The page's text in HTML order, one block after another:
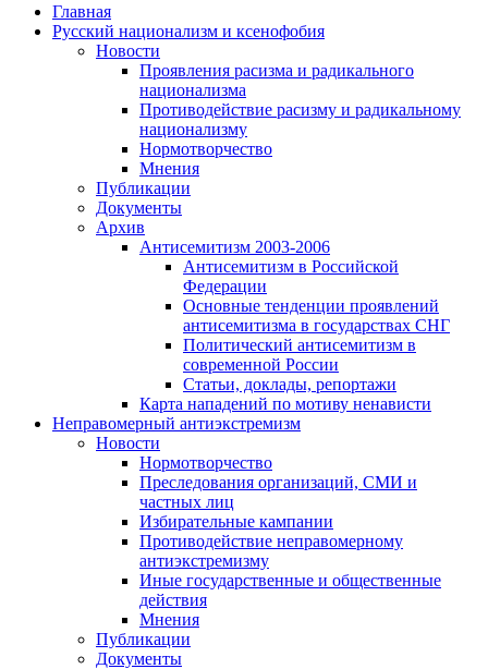
Главная
Русский национализм и ксенофобия
Новости
Проявления расизма и радикального
национализма
Противодействие расизму и радикальному
национализму
Нормотворчество
Мнения
Публикации
Документы
Архив
Антисемитизм 2003-2006
Антисемитизм в Российской
Федерации
Основные тенденции проявлений
антисемитизма в государствах СНГ
Политический антисемитизм в
современной России
Статьи, доклады, репортажи
Карта нападений по мотиву ненависти
Неправомерный антиэкстремизм
Новости
Нормотворчество
Преследования организаций, СМИ и
частных лиц
Избирательные кампании
Противодействие неправомерному
антиэкстремизму
Иные государственные и общественные
действия
Мнения
Публикации
Документы